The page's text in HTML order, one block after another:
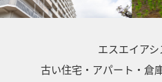
エスエイアシ
古い住宅・アパート・倉